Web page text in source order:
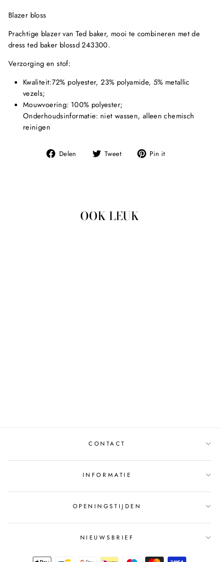
Blazer bloss
Prachtige blazer van Ted baker, mooi te combineren met de
dress ted baker blossd 243300.
Verzorging en stof:
Kwaliteit:72% polyester, 23% polyamide, 5% metallic
vezels;
Mouwvoering: 100% polyester;
Onderhoudsinformatie: niet wassen, alleen chemisch
reinigen
Delen
Deel
Tweet
Tweet Pin it
OOK LEUK
CONTACT
INFORMATIE
OPENINGSTIJDEN
NIEUWSBRIEF